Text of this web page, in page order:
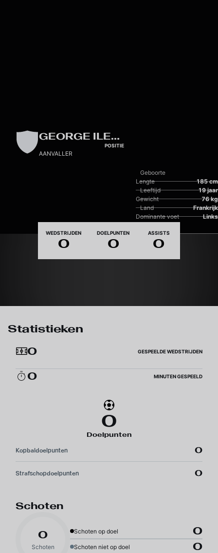
GEORGE ILENIKHENA
POSITIE
AANVALLER
Lengte 185 cm
Gewicht 76 kg
Dominante voet Links
Geboorte
Leeftijd 19 jaar
Land Frankrijk
WEDSTRIJDEN
0
DOELPUNTEN
0
ASSISTS
0
Statistieken
0
GESPEELDE WEDSTRIJDEN
0 MINUTEN GESPEELD
0
Doelpunten
Kopbaldoelpunten 0
Strafschopdoelpunten 0
Schoten
0
Schoten
Schoten op doel 0
Schoten niet op doel 0